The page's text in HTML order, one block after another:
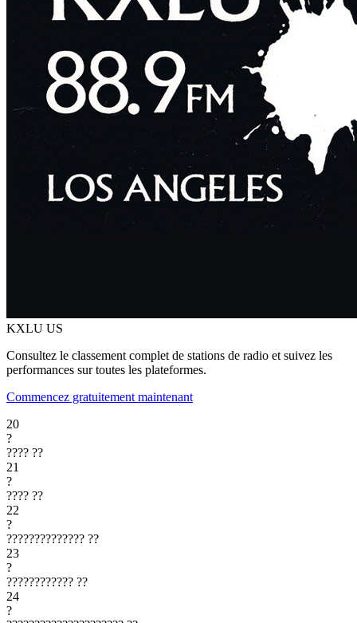
KXLU US
Consultez le classement complet de stations de radio et suivez les
performances sur toutes les plateformes.
Commencez gratuitement maintenant
20
?
???? ??
21
?
???? ??
22
?
?????????????? ??
23
?
???????????? ??
24
?